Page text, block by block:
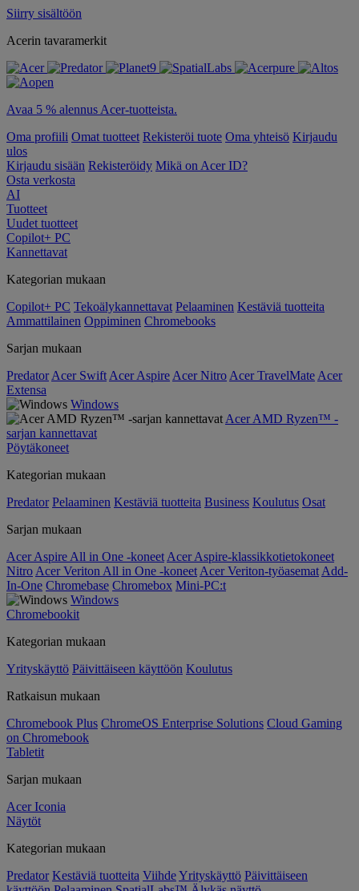
Siirry sisältöön
Acerin tavaramerkit
Avaa 5 % alennus Acer-tuotteista.
Oma profiili Omat tuotteet Rekisteröi tuote Oma yhteisö Kirjaudu
ulos
Kirjaudu sisään Rekisteröidy Mikä on Acer ID?
Osta verkosta
AI
Tuotteet
Uudet tuotteet
Copilot+ PC
Kannettavat
Kategorian mukaan
Copilot+ PC Tekoälykannettavat Pelaaminen Kestäviä tuotteita
Ammattilainen Oppiminen Chromebooks
Sarjan mukaan
Predator Acer Swift Acer Aspire Acer Nitro Acer TravelMate Acer
Extensa
Windows
Acer AMD Ryzen™ -
sarjan kannettavat
Pöytäkoneet
Kategorian mukaan
Predator Pelaaminen Kestäviä tuotteita Business Koulutus Osat
Sarjan mukaan
Acer Aspire All in One -koneet Acer Aspire-klassikkotietokoneet
Nitro Acer Veriton All in One -koneet Acer Veriton-työasemat Add-
In-One Chromebase Chromebox Mini-PC:t
Windows
Chromebookit
Kategorian mukaan
Yrityskäyttö Päivittäiseen käyttöön Koulutus
Ratkaisun mukaan
Chromebook Plus ChromeOS Enterprise Solutions Cloud Gaming
on Chromebook
Tabletit
Sarjan mukaan
Acer Iconia
Näytöt
Kategorian mukaan
Predator Kestäviä tuotteita ViihdeYrityskäyttö Päivittäiseen